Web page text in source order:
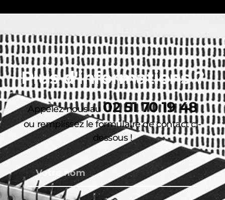
Plus d'informations ?
Appelez-nous au02 51 70 19 48
ou remplissez le formulaire de contact ci-
dessous !